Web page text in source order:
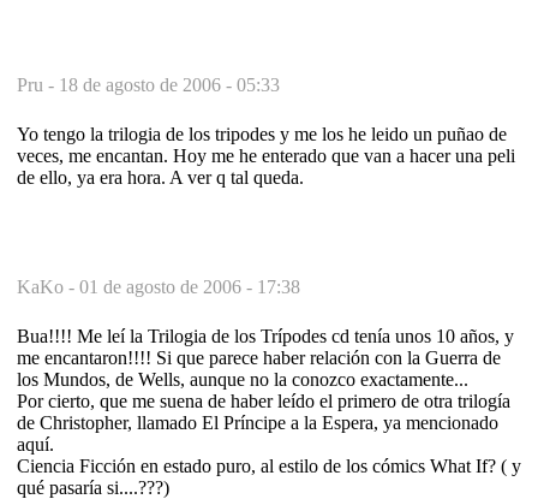
Pru - 18 de agosto de 2006 - 05:33
Yo tengo la trilogia de los tripodes y me los he leido un puñao de
veces, me encantan. Hoy me he enterado que van a hacer una peli
de ello, ya era hora. A ver q tal queda.
KaKo - 01 de agosto de 2006 - 17:38
Bua!!!! Me leí la Trilogia de los Trípodes cd tenía unos 10 años, y
me encantaron!!!! Si que parece haber relación con la Guerra de
los Mundos, de Wells, aunque no la conozco exactamente...
Por cierto, que me suena de haber leído el primero de otra trilogía
de Christopher, llamado El Príncipe a la Espera, ya mencionado
aquí.
Ciencia Ficción en estado puro, al estilo de los cómics What If? ( y
qué pasaría si....???)